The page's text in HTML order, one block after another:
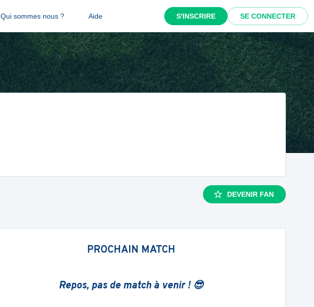
Qui sommes nous ? Aide S'INSCRIRE SE CONNECTER
DEVENIR FAN
PROCHAIN MATCH
Repos, pas de match à venir ! 😎